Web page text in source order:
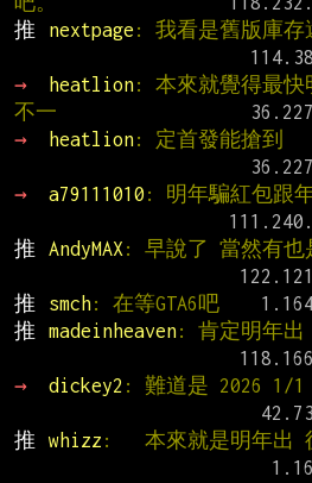
推
nextpage : 我看是舊版庫存
→
heatlion: 本來就覺得最快
不一
→
heatlion: 定首發能搶
→
a79111010 : 明年騙紅包跟
推
AndyMAX : 早說了 當然有也
推
smch: 在等GTA6吧
推
madeinheaven: 肯定明年出
→
dickey2 : 難道是 2026 1/1
推
whizz :   本來就是明年出